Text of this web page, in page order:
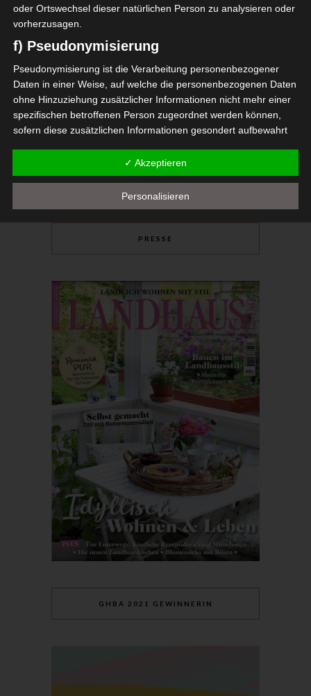
PRESSE
GHBA 2021 GEWINNERIN
oder Ortswechsel dieser natürlichen Person zu analysieren oder
vorherzusagen.
f) Pseudonymisierung
Pseudonymisierung ist die Verarbeitung personenbezogener
Daten in einer Weise, auf welche die personenbezogenen Daten
ohne Hinzuziehung zusätzlicher Informationen nicht mehr einer
spezifischen betroffenen Person zugeordnet werden können,
sofern diese zusätzlichen Informationen gesondert aufbewahrt
unterliegen, die gewährleisten, dass die personenbezogenen
Daten nicht einer identifizierten oder identifizierbaren natürlichen
Person zugewiesen werden.
g) Verantwortlicher oder für die
Verantwortlicher oder für die Verarbeitung Verantwortlicher ist
andere Stelle, die allein oder gemeinsam mit anderen über die
Zwecke und Mittel der Verarbeitung von personenbezogenen
Daten entscheidet. Sind die Zwecke und Mittel dieser
Verarbeitung durch das Unionsrecht oder das Recht der
Mitgliedstaaten vorgegeben, so kann der Verantwortliche
beziehungsweise können die bestimmten Kriterien seiner
Benennung nach dem Unionsrecht oder dem Recht der
Mitgliedstaaten vorgesehen werden.
h) Auftragsverarbeiter
Auftragsverarbeiter ist eine natürliche oder juristische Person,
Behörde, Einrichtung oder andere Stelle, die personenbezogene
Daten im Auftrag des Verantwortlichen verarbeitet.
i) Empfänger
Empfänger ist eine natürliche oder juristische Person, Behörde,
Einrichtung oder andere Stelle, der personenbezogene Daten
offengelegt werden, unabhängig davon, ob es sich bei ihr um
einen Dritten handelt oder nicht. Behörden, die im Rahmen
Unionsrecht oder dem Recht der Mitgliedstaaten
möglicherweise personenbezogene Daten erhalten, gelten
jedoch nicht als Empfänger.
✓ Akzeptieren
Personalisieren